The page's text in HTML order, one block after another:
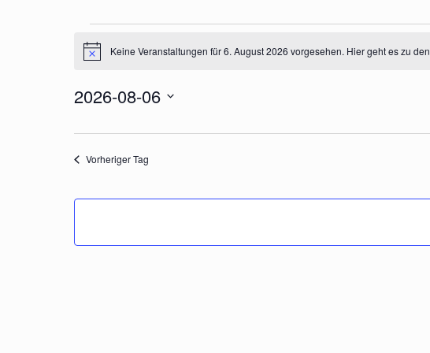
Veranstaltungen
für
August
2026
HinweisKeine Veranstaltungen für 6. August 2026 vorgesehen. Hier geht es zu den
2026-08-06
Vorheriger Tag